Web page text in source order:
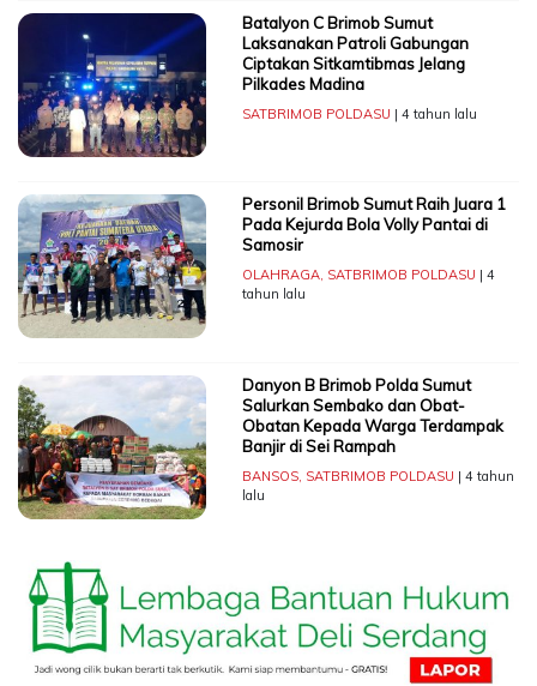
Batalyon C Brimob Sumut
Laksanakan Patroli Gabungan
Ciptakan Sitkamtibmas Jelang
Pilkades Madina
SATBRIMOB POLDASU | 4 tahun lalu
Personil Brimob Sumut Raih Juara 1
Pada Kejurda Bola Volly Pantai di
Samosir
OLAHRAGA, SATBRIMOB POLDASU | 4
tahun lalu
Danyon B Brimob Polda Sumut
Salurkan Sembako dan Obat-
Obatan Kepada Warga Terdampak
Banjir di Sei Rampah
BANSOS, SATBRIMOB POLDASU | 4 tahun
lalu